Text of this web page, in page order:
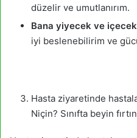
düzelir ve umutlanırım.
Bana yiyecek ve
iyi beslenebilirim ve
Hasta ziyaretinde
Niçin? Sınıfta beyin